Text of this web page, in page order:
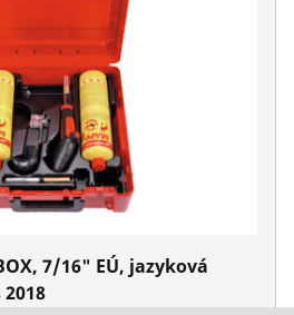
7/16" EÚ, jazyková